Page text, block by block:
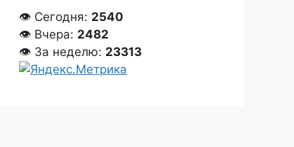
👁 Сегодня: 2540
👁 Вчера: 2482
👁 За неделю: 23313